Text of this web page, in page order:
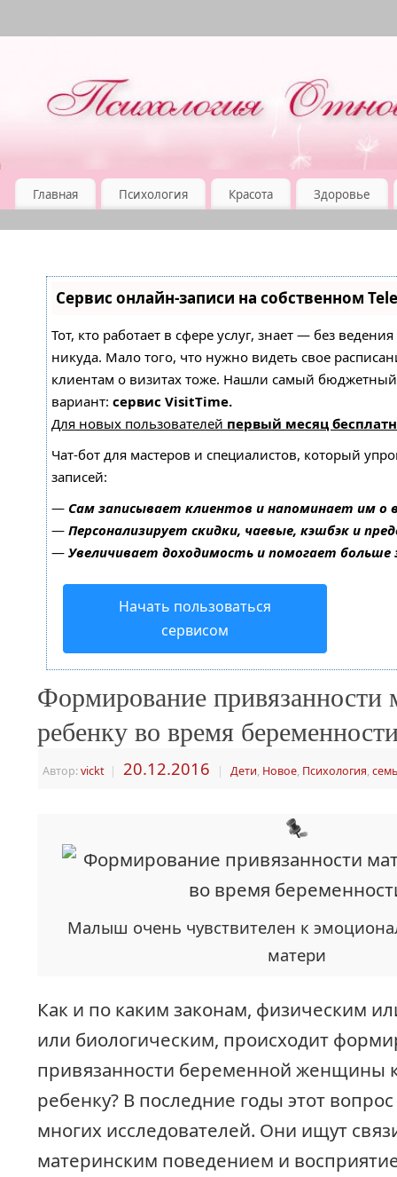
Главная Психология Красота Здоровье
Сервис онлайн-записи на собственном
Тот, кто работает в сфере услуг, знает — без
никуда. Мало того, что нужно видеть свое
клиентам о визитах тоже. Нашли самый
вариант: сервис VisitTime.
Для новых пользователей первый месяц
Чат-бот для мастеров и специалистов, который
записей:
— Сам записывает клиентов и напоминает им о
— Персонализирует скидки, чаевые, кэшбэк и
— Увеличивает доходимость и помогает
Начать пользоваться
сервисом
Формирование привязанности
ребенку во время
Автор:vickt | 20.12.2016 | Дети, Новое, Психология,
Малыш очень чувствителен к
матери
Как и по каким законам, физическим
или биологическим, происходит
привязанности беременной женщины
ребенку? В последние годы этот
многих исследователей. Они ищут
материнским поведением и